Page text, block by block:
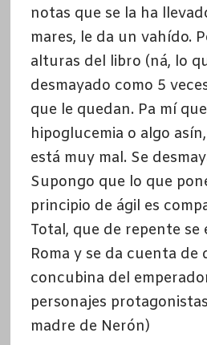
notas que se la ha
mares, le da un vahído.
alturas del libro (ná, lo
desmayado como 5
que le quedan. Pa mí
hipoglucemia o algo
está muy mal. Se
Supongo que lo que
principio de ágil es
Total, que de repente
Roma y se da cuenta de
concubina del
personajes
madre de Nerón)